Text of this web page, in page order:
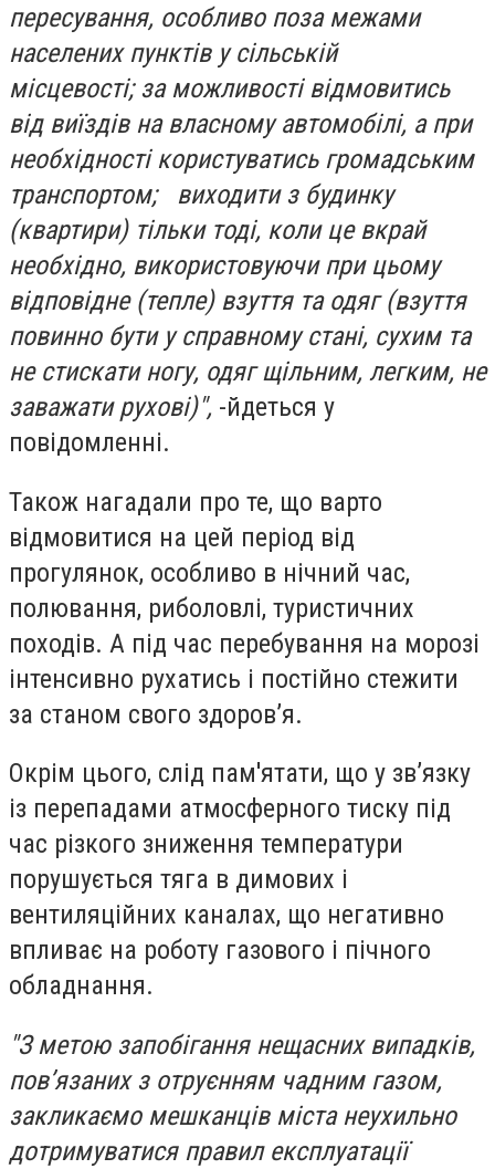
пересування, особливо поза межами
населених пунктів у сільській
місцевості; за можливості відмовитись
від виїздів на власному автомобілі, а при
необхідності користуватись громадським
транспортом; виходити з будинку
(квартири) тільки тоді, коли це вкрай
необхідно, використовуючи при цьому
відповідне (тепле) взуття та одяг (взуття
повинно бути у справному стані, сухим та
не стискати ногу, одяг щільним, легким, не
заважати рухові)", -йдеться у
повідомленні.
Також нагадали про те, що варто
відмовитися на цей період від
прогулянок, особливо в нічний час,
полювання, риболовлі, туристичних
походів. А під час перебування на морозі
інтенсивно рухатись і постійно стежити
за станом свого здоров’я.
Окрім цього, слід пам'ятати, що у зв’язку
із перепадами атмосферного тиску під
час різкого зниження температури
порушується тяга в димових і
вентиляційних каналах, що негативно
впливає на роботу газового і пічного
обладнання.
"З метою запобігання нещасних випадків,
пов’язаних з отруєнням чадним газом,
закликаємо мешканців міста неухильно
дотримуватися правил експлуатації